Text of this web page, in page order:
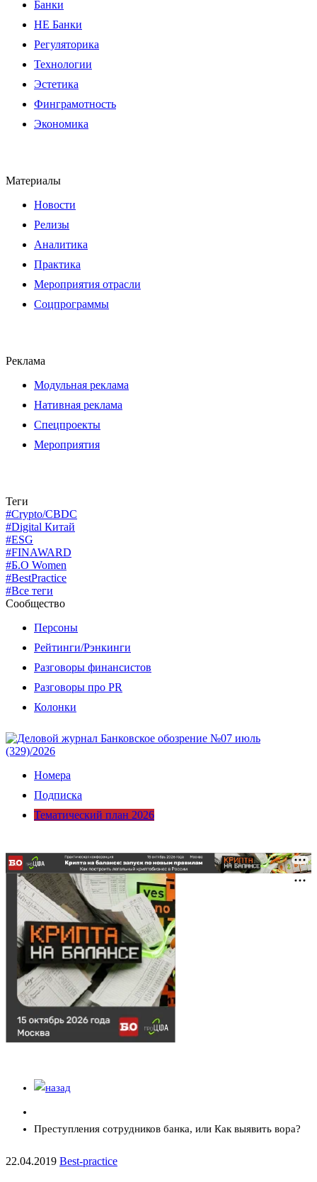
Банки
НЕ Банки
Регуляторика
Технологии
Эстетика
Финграмотность
Экономика
Материалы
Новости
Релизы
Аналитика
Практика
Мероприятия отрасли
Соцпрограммы
Реклама
Модульная реклама
Нативная реклама
Спецпроекты
Мероприятия
Теги
#Crypto/CBDC
#Digital Китай
#ESG
#FINAWARD
#Б.О Women
#BestPractice
#Все теги
Сообщество
Персоны
Рейтинги/Рэнкинги
Разговоры финансистов
Разговоры про PR
Колонки
Номера
Подписка
Тематический план 2026
Преступления сотрудников банка, или Как выявить вора?
22.04.2019 Best-practice